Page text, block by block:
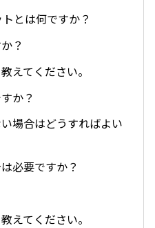
とは何ですか？
？
えてください。
か？
場合はどうすればよい
必要ですか？
えてください。